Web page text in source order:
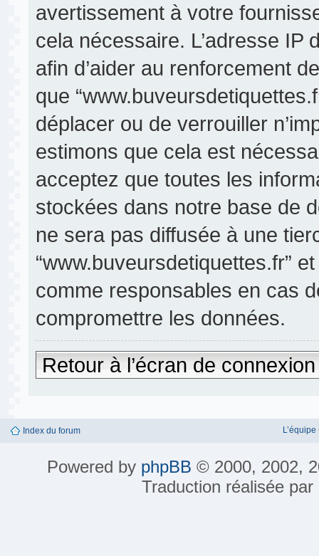
avertissement à votre
cela nécessaire. L’adresse
afin d’aider au renforcement
que
déplacer ou de verrouiller
estimons que cela est
acceptez que toutes les
stockées dans notre base de
ne sera pas diffusée à une
“www.buveursdetiquettes.fr”
comme responsables en cas
compromettre les données.
Retour à l’écran de connexion
Index du forum L’équipe
Powered by phpBB © 2000, 2002,
Traduction réalisée par